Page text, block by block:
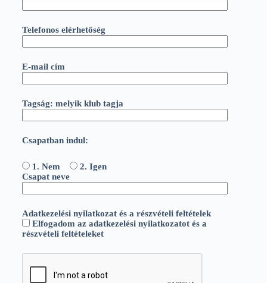
Telefonos elérhetőség
E-mail cím
Tagság: melyik klub tagja
Csapatban indul:
1. Nem
2. Igen
Csapat neve
Adatkezelési nyilatkozat és a részvételi feltételek
Elfogadom az adatkezelési nyilatkozatot és a
részvételi feltételeket